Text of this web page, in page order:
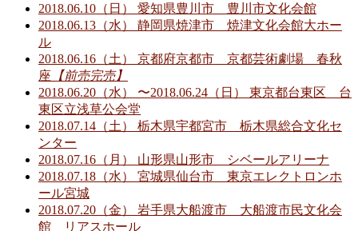
2018.06.10（日） 愛知県豊川市 豊川市文化会館
2018.06.13（水） 静岡県焼津市 焼津文化会館大ホー
ル
2018.06.16（土） 京都府京都市 京都芸術劇場 春秋
座 【前売完売】
2018.06.20（水） 〜2018.06.24（日） 東京都台東区 台
東区立浅草公会堂
2018.07.14（土） 栃木県宇都宮市 栃木県総合文化セ
ンター
2018.07.16（月） 山形県山形市 シベールアリーナ
2018.07.18（水） 宮城県仙台市 東京エレクトロンホ
ール宮城
2018.07.20（金） 岩手県大船渡市 大船渡市民文化会
館 リアスホール